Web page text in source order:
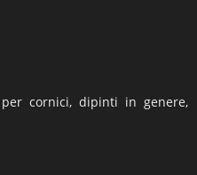
cornici, dipinti in genere,